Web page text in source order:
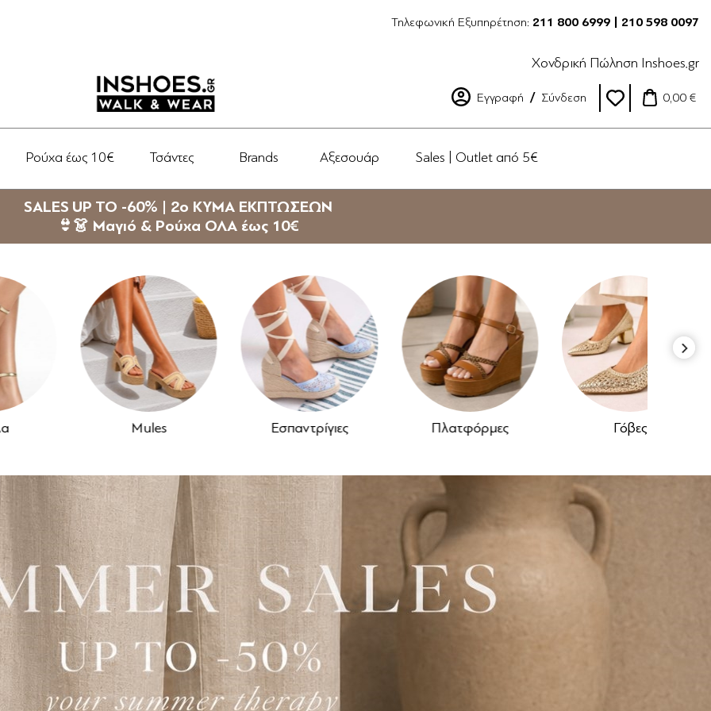
Τηλεφωνική Εξυπηρέτηση: 211 800 6999 | 210 598 0097
Χονδρική Πώληση Inshoes.gr
Εγγραφή Σύνδεση 0,00 €
Ρούχα έως 10€ Τσάντες Brands Αξεσουάρ Sales | Outlet από 5€
SALES UP TO -60% | 2ο ΚΥΜΑ ΕΚΠΤΩΣΕΩΝ
👙👗 Μαγιό & Ρούχα ΟΛΑ έως 10€
Εσπαντρίγιες Πλατφόρμες